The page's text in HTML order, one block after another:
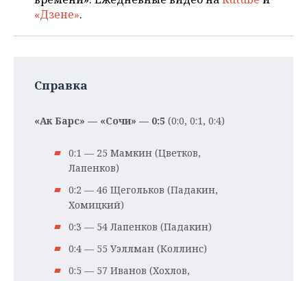
«Дзене».
Справка
«Ак Барс» — «Сочи» — 0:5 (0:0, 0:1, 0:4)
0:1 — 25 Мамкин (Цветков,
Лапенков)
0:2 — 46 Щегольков (Падакин,
Хомицкий)
0:3 — 54 Лапенков (Падакин)
0:4 — 55 Уэллман (Коллинс)
0:5 — 57 Иванов (Хохлов,